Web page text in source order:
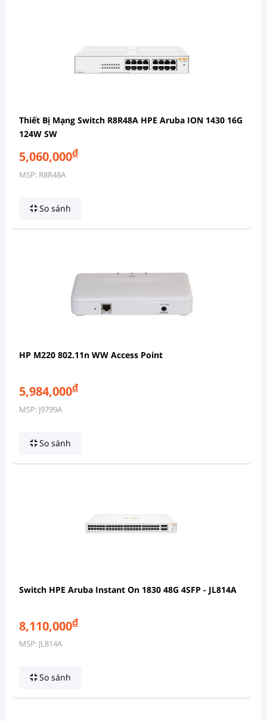
Thiết Bị Mạng Switch R8R48A HPE Aruba ION 1430 16G
124W SW
5,060,000đ
MSP: R8R48A
So sánh
HP M220 802.11n WW Access Point
5,984,000đ
MSP: J9799A
So sánh
Switch HPE Aruba Instant On 1830 48G 4SFP - JL814A
8,110,000đ
MSP: JL814A
So sánh